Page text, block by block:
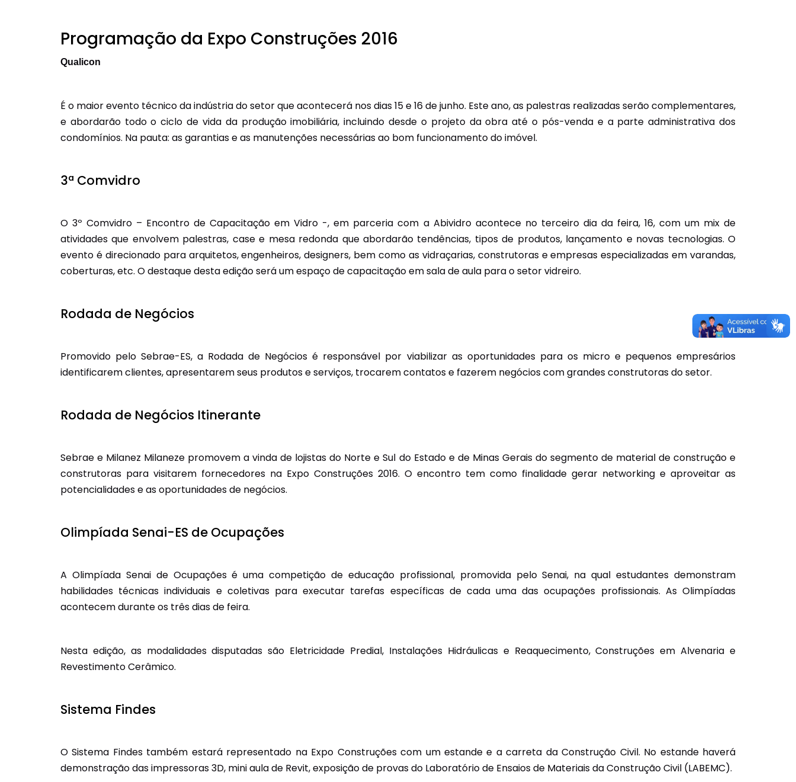
Programação da Expo Construções 2016
Qualicon
É o maior evento técnico da indústria do setor que acontecerá nos dias 15 e 16 de junho. Este ano, as palestras realizadas serão complementares,
e abordarão todo o ciclo de vida da produção imobiliária, incluindo desde o projeto da obra até o pós-venda e a parte administrativa dos
condomínios. Na pauta: as garantias e as manutenções necessárias ao bom funcionamento do imóvel.
3ª Comvidro
O 3º Comvidro – Encontro de Capacitação em Vidro -, em parceria com a Abividro acontece no terceiro dia da feira, 16, com um mix de
atividades que envolvem palestras, case e mesa redonda que abordarão tendências, tipos de produtos, lançamento e novas tecnologias. O
evento é direcionado para arquitetos, engenheiros, designers, bem como as vidraçarias, construtoras e empresas especializadas em varandas,
coberturas, etc. O destaque desta edição será um espaço de capacitação em sala de aula para o setor vidreiro.
Rodada de Negócios
Promovido pelo Sebrae-ES, a Rodada de Negócios é responsável por viabilizar as oportunidades para os micro e pequenos empresários
identificarem clientes, apresentarem seus produtos e serviços, trocarem contatos e fazerem negócios com grandes construtoras do setor.
Rodada de Negócios Itinerante
Sebrae e Milanez Milaneze promovem a vinda de lojistas do Norte e Sul do Estado e de Minas Gerais do segmento de material de construção e
construtoras para visitarem fornecedores na Expo Construções 2016. O encontro tem como finalidade gerar networking e aproveitar as
potencialidades e as oportunidades de negócios.
Olimpíada Senai-ES de Ocupações
A Olimpíada Senai de Ocupações é uma competição de educação profissional, promovida pelo Senai, na qual estudantes demonstram
habilidades técnicas individuais e coletivas para executar tarefas específicas de cada uma das ocupações profissionais. As Olimpíadas
acontecem durante os três dias de feira.
Nesta edição, as modalidades disputadas são Eletricidade Predial, Instalações Hidráulicas e Reaquecimento, Construções em Alvenaria e
Revestimento Cerâmico.
Sistema Findes
O Sistema Findes também estará representado na Expo Construções com um estande e a carreta da Construção Civil. No estande haverá
demonstração das impressoras 3D, mini aula de Revit, exposição de provas do Laboratório de Ensaios de Materiais da Construção Civil (LABEMC).